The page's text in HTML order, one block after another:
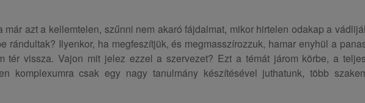
már azt a kellemtelen, szűnni nem akaró fájdalmat, mikor hirtelen odakap a
rándultak? Ilyenkor, ha megfeszítjük, és megmasszírozzuk, hamar enyhül a
tér vissza. Vajon mit jelez ezzel a szervezet? Ezt a témát járom körbe, a
komplexumra csak egy nagy tanulmány készítésével juthatunk, több